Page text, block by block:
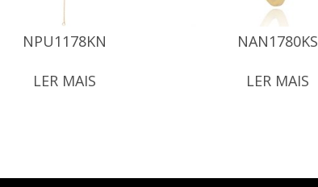
NPU1178KN
LER MAIS
NAN1780KS
LER MAIS